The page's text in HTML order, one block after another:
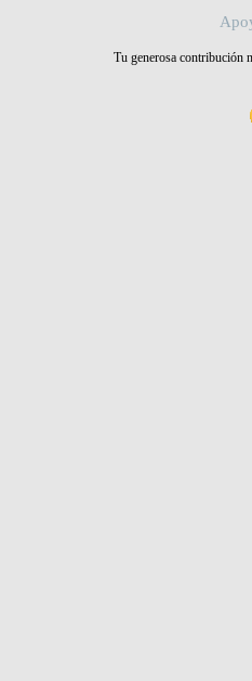
Tu generosa contribución